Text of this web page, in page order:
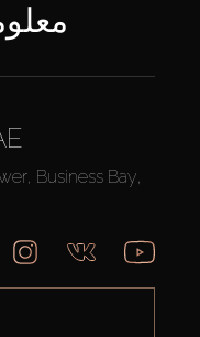
Business Bay,